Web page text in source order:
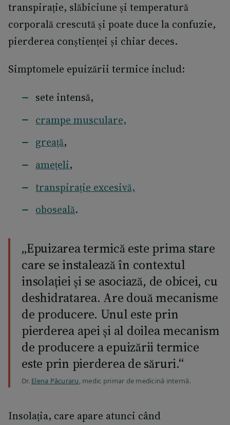
transpirație, slăbiciune și temperatură
corporală crescută și poate duce la confuzie,
pierderea conștienței și chiar deces.
Simptomele epuizării termice includ:
sete intensă,
crampe musculare,
greaţă,
amețeli,
transpirație excesivă,
oboseală.
„Epuizarea termică este prima stare
care se instalează în contextul
insolației și se asociază, de obicei, cu
deshidratarea. Are două mecanisme
de producere. Unul este prin
pierderea apei și al doilea mecanism
de producere a epuizării termice
este prin pierderea de săruri.“
Dr. Elena Păcuraru, medic primar de medicină internă.
Insolația, care apare atunci când